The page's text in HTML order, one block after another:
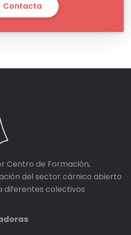
Contacta
Centro de Formación,
del sector cárnico abierto
diferentes colectivos